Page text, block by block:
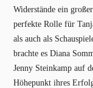
Widerstände ein
perfekte Rolle für
als auch als
brachte es Diana
Jenny Steinkamp auf
Höhepunkt ihres